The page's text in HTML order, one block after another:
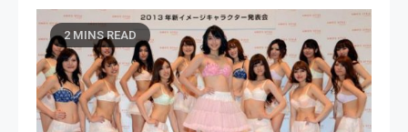
2 MINS READ